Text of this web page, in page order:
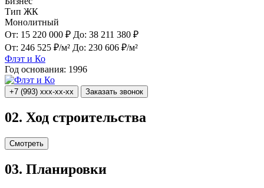
Тип ЖК
Монолитный
От: 15 220 000 ₽ До: 38 211 380 ₽
От: 246 525 ₽/м² До: 230 606 ₽/м²
Флэт и Ко
Год основания: 1996
+7 (993) xxx-xx-xx Заказать звонок
02. Ход строительства
Смотреть
03. Планировки